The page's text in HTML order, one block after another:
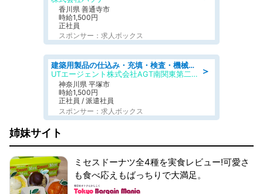
香川県 善通寺市
時給1,500円
正社員
スポンサー：求人ボックス
＞
建築用製品の仕込み・充填・検査・機械操作/寮完備/日払い/工場・製造
UTエージェント株式会社AGT南関東第二CU
神奈川県 平塚市
時給1,500円
正社員 / 派遣社員
スポンサー：求人ボックス
姉妹サイト
ミセスドーナツ全4種を実食レビュー!可愛さ
も食べ応えもばっちりで大満足。